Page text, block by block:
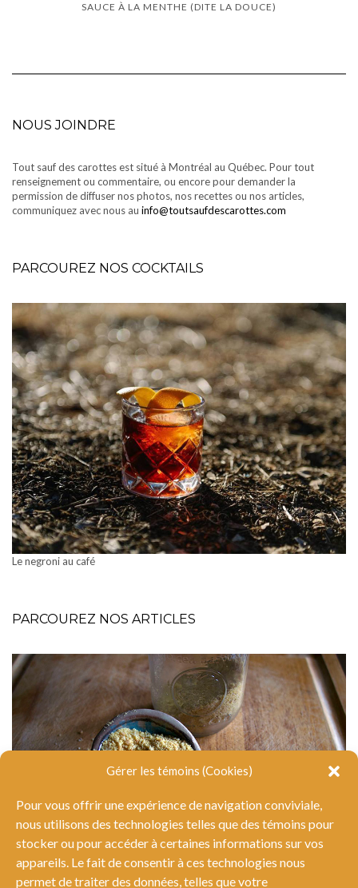
Gérer les témoins (Cookies)
Pour vous offrir une expérience de navigation conviviale,
nous utilisons des technologies telles que des témoins pour
stocker ou pour accéder à certaines informations sur vos
appareils. Le fait de consentir à ces technologies nous
permet de traiter des données, telles que votre
SAUCE À LA MENTHE (DITE LA DOUCE)
NOUS JOINDRE
Tout sauf des carottes est situé à Montréal au Québec. Pour tout
renseignement ou commentaire, ou encore pour demander la
permission de diffuser nos photos, nos recettes ou nos articles,
communiquez avec nous au info@toutsaufdescarottes.com
PARCOUREZ NOS COCKTAILS
Le negroni au café
PARCOUREZ NOS ARTICLES